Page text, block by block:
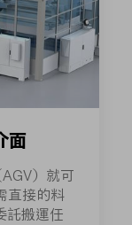
面
）就可
直接的料
託搬運任